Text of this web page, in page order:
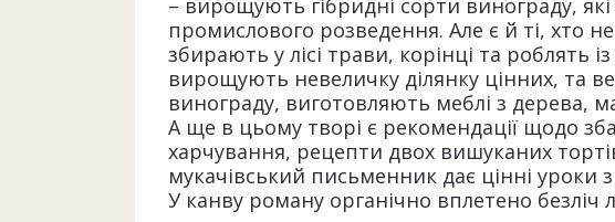
– вирощують гібридні сорти винограду,
промислового розведення. Але є й ті, хто
збирають у лісі трави, корінці та роблять
вирощують невеличку ділянку цінних, та
винограду, виготовляють меблі з дерева,
А ще в цьому творі є рекомендації щодо
харчування, рецепти двох вишуканих
мукачівський письменник дає цінні уроки
У канву роману органічно вплетено безліч